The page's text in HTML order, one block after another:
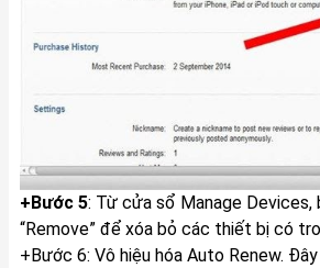
+Bước 5: Từ cửa sổ Manage Devices,
“Remove” để xóa bỏ các thiết bị có
+Bước 6: Vô hiệu hóa Auto Renew.